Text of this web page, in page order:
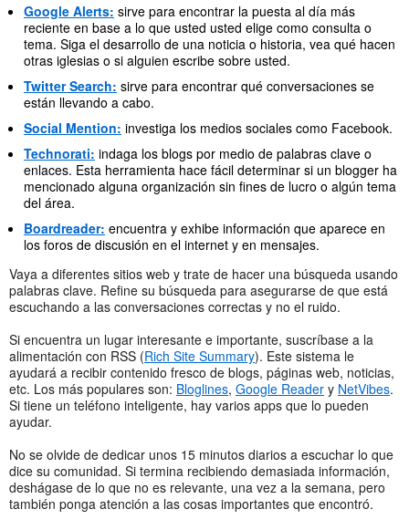
Google Alerts: sirve para encontrar la puesta al día más
reciente en base a lo que usted usted elige como consulta o
tema. Siga el desarrollo de una noticia o historia, vea qué hacen
otras iglesias o si alguien escribe sobre usted.
Twitter Search: sirve para encontrar qué conversaciones se
están llevando a cabo.
Social Mention: investiga los medios sociales como Facebook.
Technorati: indaga los blogs por medio de palabras clave o
enlaces. Esta herramienta hace fácil determinar si un blogger ha
mencionado alguna organización sin fines de lucro o algún tema
del área.
Boardreader: encuentra y exhibe información que aparece en
los foros de discusión en el internet y en mensajes.
Vaya a diferentes sitios web y trate de hacer una búsqueda usando
palabras clave. Refine su búsqueda para asegurarse de que está
escuchando a las conversaciones correctas y no el ruido.
Si encuentra un lugar interesante e importante, suscríbase a la
alimentación con RSS (Rich Site Summary). Este sistema le
ayudará a recibir contenido fresco de blogs, páginas web, noticias,
etc. Los más populares son: Bloglines, Google Reader y NetVibes.
Si tiene un teléfono inteligente, hay varios apps que lo pueden
ayudar.
No se olvide de dedicar unos 15 minutos diarios a escuchar lo que
dice su comunidad. Si termina recibiendo demasiada información,
deshágase de lo que no es relevante, una vez a la semana, pero
también ponga atención a las cosas importantes que encontró.